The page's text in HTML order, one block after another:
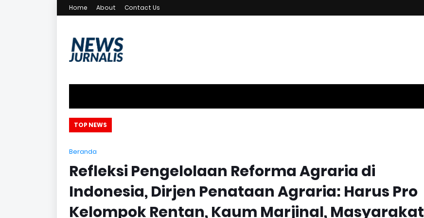
Home About Contact Us
TOP NEWS
Beranda
Refleksi Pengelolaan Reforma Agraria di
Indonesia, Dirjen Penataan Agraria: Harus Pro
Kelompok Rentan, Kaum Marjinal, Masyarakat